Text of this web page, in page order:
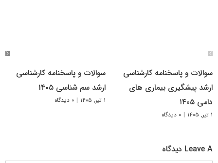
سوالات و پاسخنامه کارشناسی
ارشد پیشگیری بیماری های
دامی ۱۴۰۵
۱ تیر, ۱۴۰۵ | ۰ دیدگاه
سوالات و پاسخنامه کارشناسی
ارشد سم شناسی ۱۴۰۵
۱ تیر, ۱۴۰۵ | ۰ دیدگاه
Leave A دیدگاه